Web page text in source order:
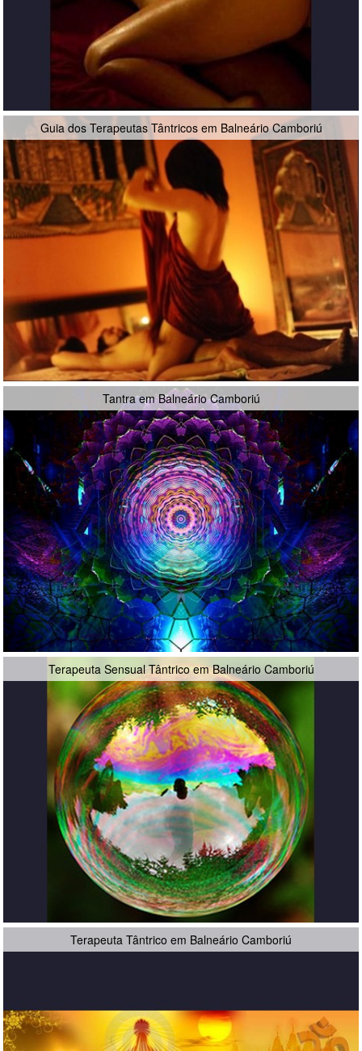
Guia dos Terapeutas Tântricos em Balneário Camboriú
Tantra em Balneário Camboriú
Terapeuta Sensual Tântrico em Balneário Camboriú
Terapeuta Tântrico em Balneário Camboriú